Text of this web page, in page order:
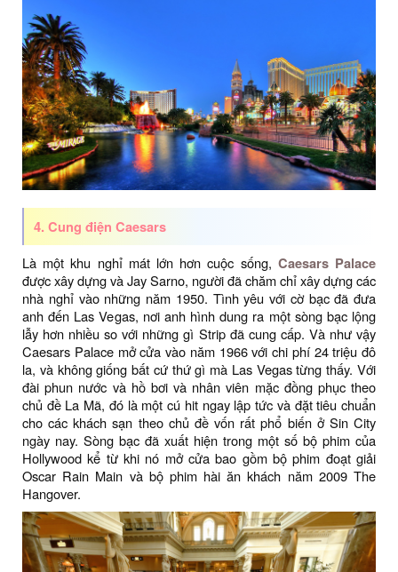
4. Cung điện Caesars
Là một khu nghỉ mát lớn hơn cuộc sống, Caesars Palace
được xây dựng và Jay Sarno, người đã chăm chỉ xây dựng các
nhà nghỉ vào những năm 1950. Tình yêu với cờ bạc đã đưa
anh đến Las Vegas, nơi anh hình dung ra một sòng bạc lộng
lẫy hơn nhiều so với những gì Strip đã cung cấp. Và như vậy
Caesars Palace mở cửa vào năm 1966 với chi phí 24 triệu đô
la, và không giống bất cứ thứ gì mà Las Vegas từng thấy. Với
đài phun nước và hồ bơi và nhân viên mặc đồng phục theo
chủ đề La Mã, đó là một cú hit ngay lập tức và đặt tiêu chuẩn
cho các khách sạn theo chủ đề vốn rất phổ biến ở Sin City
ngày nay. Sòng bạc đã xuất hiện trong một số bộ phim của
Hollywood kể từ khi nó mở cửa bao gồm bộ phim đoạt giải
Oscar Rain Main và bộ phim hài ăn khách năm 2009 The
Hangover.